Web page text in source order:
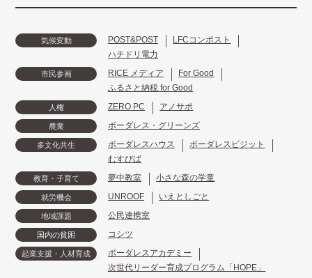
気候変動 POST&POST
LFCコンポスト
ハチドリ電力
市民参画 RICE メディア
For Good
ふるさと納税 for Good
人権 ZERO PC アノサポ
農業 ボーダレス・グリーンズ
多文化共生 ボーダレスハウス
ボーダレスビジット
むすびば
教育・子育て 夢中教室 小さな森の学童
就労機会 UNROOF いえとしごと
地域課題 公民連携室
国内の貧困 コシツ
起業支援・人材育成
ボーダレスアカデミー
次世代リーダー育成プログラム「HOPE」